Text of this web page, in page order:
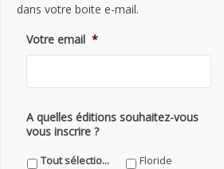
dans votre boite e-mail.
Votre email *
A quelles éditions souhaitez-vous
vous inscrire ?
Tout sélectionner
Floride